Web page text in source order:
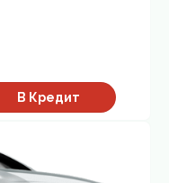
В Кредит